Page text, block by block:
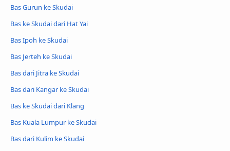
Bas Gurun ke Skudai
Bas ke Skudai dari Hat Yai
Bas Ipoh ke Skudai
Bas Jerteh ke Skudai
Bas dari Jitra ke Skudai
Bas dari Kangar ke Skudai
Bas ke Skudai dari Klang
Bas Kuala Lumpur ke Skudai
Bas dari Kulim ke Skudai